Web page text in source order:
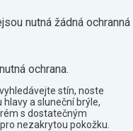
nutná žádná ochranná
nutná ochrana.
stín, noste
hlavy a sluneční brýle,
s dostatečným
nezakrytou pokožku.